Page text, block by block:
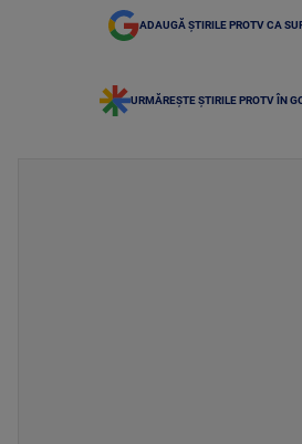
ADAUGĂ ȘTIRILE PROTV CA
URMĂREȘTE ȘTIRILE PROTV ÎN